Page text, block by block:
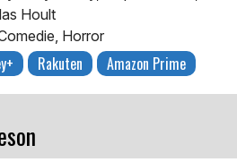
Hoult
Horror
Rakuten Amazon Prime